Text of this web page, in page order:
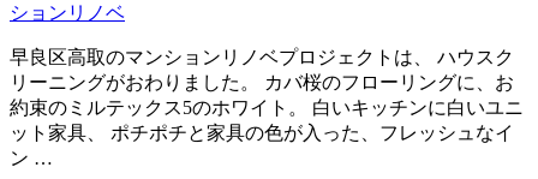
ションリノベ
早良区高取のマンションリノベプロジェクトは、 ハウスク
リーニングがおわりました。 カバ桜のフローリングに、お
約束のミルテックス5のホワイト。 白いキッチンに白いユニ
ット家具、 ポチポチと家具の色が入った、フレッシュなイ
ン …